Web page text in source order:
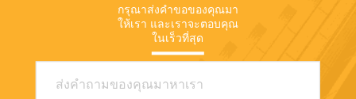
กรุณาส่งคําขอของคุณมา
ให้เรา และเราจะตอบคุณ
ในเร็วที่สุด